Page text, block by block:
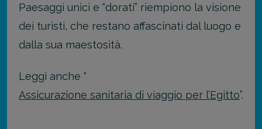
Paesaggi unici e “dorati” riempiono la visione
dei turisti, che restano affascinati dal luogo e
dalla sua maestosità.
Leggi anche “
Assicurazione sanitaria di viaggio per l’Egitto”.